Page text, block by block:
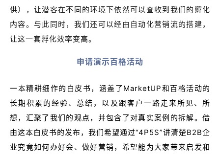
供），让潜客在不同的环境下依然可以查收到我们的孵化
内容。与此同时，我们还可以经由自动化营销流的搭建，
让这一套孵化效率变高。
申请演示百格活动
一本精耕细作的白皮书，涵盖了MarketUP和百格活动的
长期积累的经验、总结，以及跟客户一路走来所见、所
想，汇聚了我们的观点，并包含了对真实案例的拆解。借
由这本白皮书的发布，我们希望通过“4P5S”讲清楚B2B企
业究竟如何办好会、做好营销，希望能为大家带来启发和